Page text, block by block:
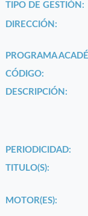
TIPO DE GESTIÓN:
DIRECCIÓN:
PROGRAMA
CÓDIGO:
DESCRIPCIÓN:
PERIODICIDAD:
TITULO(S):
MOTOR(ES):